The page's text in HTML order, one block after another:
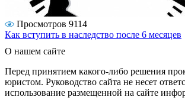
Просмотров 9114
Как вступить в наследство после 6 месяцев
О нашем сайте
Перед принятием какого-либо решения
юристом. Руководство сайта не несет
использование размещенной на сайте